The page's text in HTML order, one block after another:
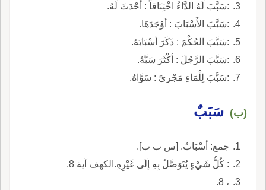
:سَبَّبَ لَهُ الدَّاءُ اخْتِنَاقاً : أَحْدَثَ لَهُ.
:سَبَّبَ الأَسْبَابَ : أوْجَدَهَا.
:سَبَّبَ الحُكْمَ : ذَكَرَ أسْبَابَهُ.
:سَبَّبَ الرَّجُلَ : أكْثَرَ سَبَّهُ.
:سَبَّبَ لِلْمَاءِ مَجْرىً : سَوَّاهُ.
(ب) سَبَبٌ
جمع: أسْبَابٌ. [س ب ب].
: كُلُّ شَيْءٍ يُتَوَصَّلُ بِهِ إلَى غَيْرِهِ.الكهف آية 8.
، 8.